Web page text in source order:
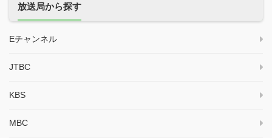
放送局から探す
Eチャンネル
JTBC
KBS
MBC